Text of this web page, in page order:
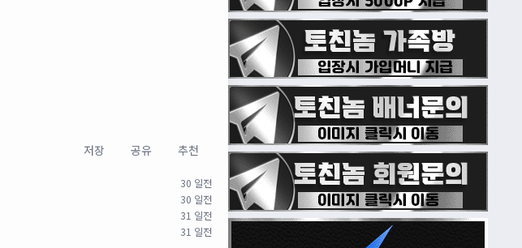
저장 공유 추천
30 일전
30 일전
31 일전
31 일전